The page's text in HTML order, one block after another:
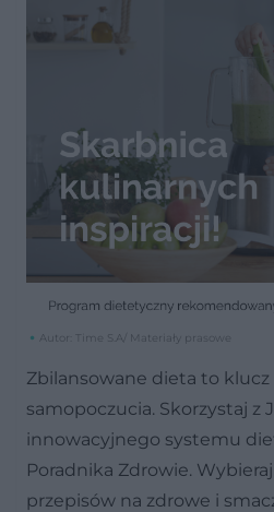
Autor: Time S.A/ Materiały prasowe
Zbilansowane dieta to
samopoczucia. Skorzystaj z
innowacyjnego systemu
Poradnika Zdrowie.
przepisów na zdrowe i